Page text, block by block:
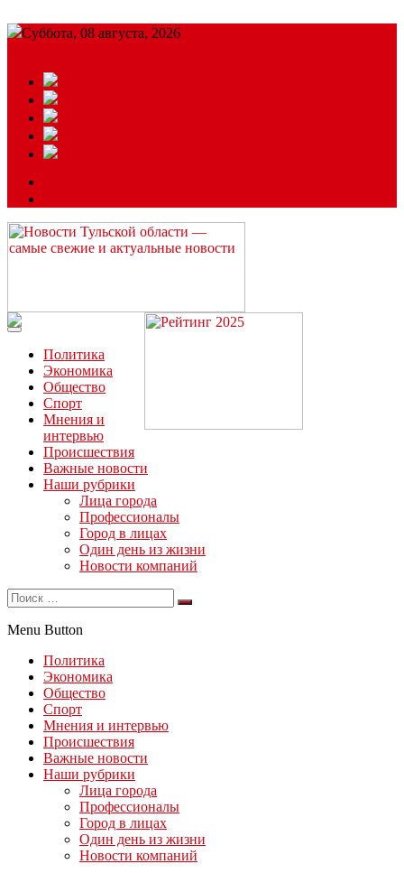
Суббота, 08 августа, 2026
Читайте последние новости дня в Тульской области на сайте
“ЗаНовомосковск”
Политика
Экономика
Общество
Спорт
Мнения и
интервью
Происшествия
Важные новости
Наши рубрики
Лица города
Профессионалы
Город в лицах
Один день из жизни
Новости компаний
Menu Button
Политика
Экономика
Общество
Спорт
Мнения и интервью
Происшествия
Важные новости
Наши рубрики
Лица города
Профессионалы
Город в лицах
Один день из жизни
Новости компаний